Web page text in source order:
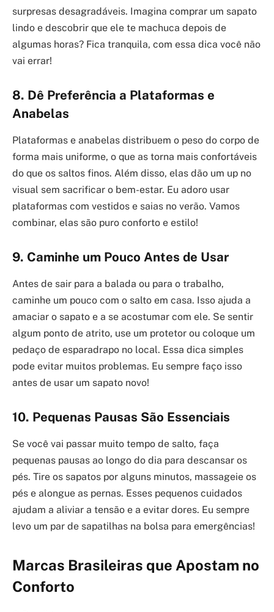
surpresas desagradáveis. Imagina comprar um sapato
lindo e descobrir que ele te machuca depois de
algumas horas? Fica tranquila, com essa dica você não
vai errar!
8. Dê Preferência a Plataformas e
Anabelas
Plataformas e anabelas distribuem o peso do corpo de
forma mais uniforme, o que as torna mais confortáveis
do que os saltos finos. Além disso, elas dão um up no
visual sem sacrificar o bem-estar. Eu adoro usar
plataformas com vestidos e saias no verão. Vamos
combinar, elas são puro conforto e estilo!
9. Caminhe um Pouco Antes de Usar
Antes de sair para a balada ou para o trabalho,
caminhe um pouco com o salto em casa. Isso ajuda a
amaciar o sapato e a se acostumar com ele. Se sentir
algum ponto de atrito, use um protetor ou coloque um
pedaço de esparadrapo no local. Essa dica simples
pode evitar muitos problemas. Eu sempre faço isso
antes de usar um sapato novo!
10. Pequenas Pausas São Essenciais
Se você vai passar muito tempo de salto, faça
pequenas pausas ao longo do dia para descansar os
pés. Tire os sapatos por alguns minutos, massageie os
pés e alongue as pernas. Esses pequenos cuidados
ajudam a aliviar a tensão e a evitar dores. Eu sempre
levo um par de sapatilhas na bolsa para emergências!
Marcas Brasileiras que Apostam no
Conforto